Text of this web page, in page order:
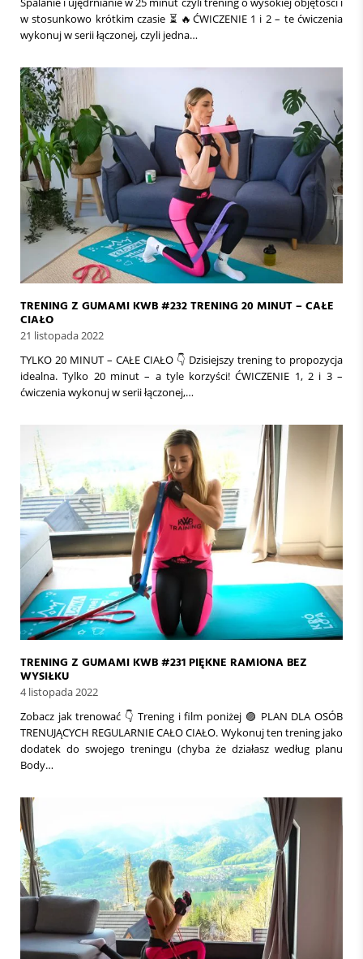
w stosunkowo krótkim czasie ⏳️ 🔥ĆWICZENIE 1 i 2 – te ćwiczenia
wykonuj w serii łączonej, czyli jedna…
TRENING Z GUMAMI KWB #232 TRENING 20 MINUT – CAŁE
CIAŁO
21 listopada 2022
TYLKO 20 MINUT – CAŁE CIAŁO 👇 Dzisiejszy trening to propozycja
idealna. Tylko 20 minut – a tyle korzyści! ĆWICZENIE 1, 2 i 3 –
ćwiczenia wykonuj w serii łączonej,…
TRENING Z GUMAMI KWB #231 PIĘKNE RAMIONA BEZ
WYSIŁKU
4 listopada 2022
Zobacz jak trenować 👇 Trening i film poniżej 🟣 PLAN DLA OSÓB
TRENUJĄCYCH REGULARNIE CAŁO CIAŁO. Wykonuj ten trening jako
dodatek do swojego treningu (chyba że działasz według planu
Body…